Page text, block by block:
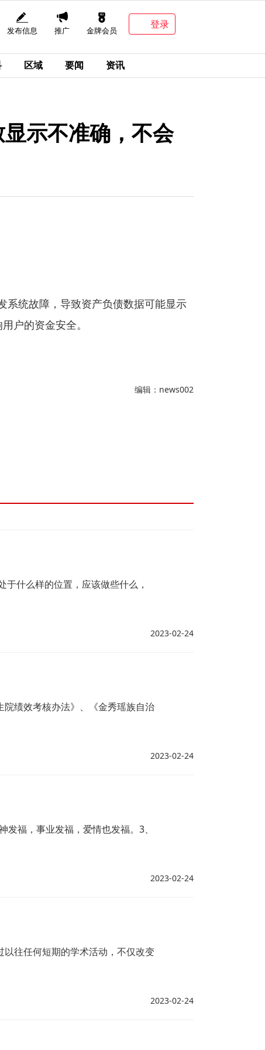
发布信息 推广 金牌会员
登录
区域 要闻 资讯
示不准确，不会
系统故障，导致资产负债数据可能显示
户的资金安全。
编辑：news002
什么样的位置，应该做些什么，
2023-02-24
绩效考核办法》、《金秀瑶族自治
2023-02-24
福，事业发福，爱情也发福。3、
2023-02-24
往任何短期的学术活动，不仅改变
2023-02-24